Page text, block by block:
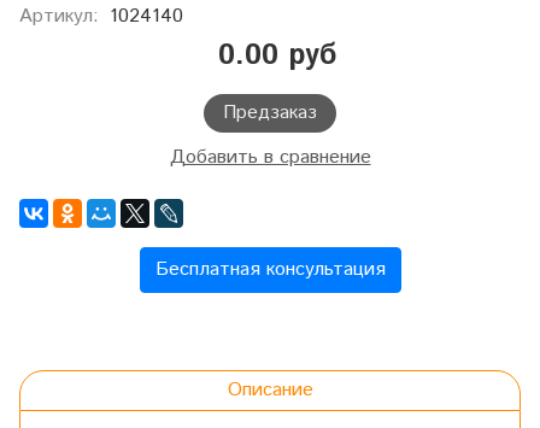
Артикул: 1024140
0.00 руб
Предзаказ
Добавить в сравнение
Бесплатная консультация
Описание